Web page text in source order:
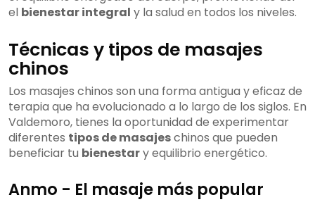
el bienestar integral y la salud en todos los niveles.
Técnicas y tipos de masajes
chinos
Los masajes chinos son una forma antigua y eficaz de
terapia que ha evolucionado a lo largo de los siglos. En
Valdemoro, tienes la oportunidad de experimentar
diferentes tipos de masajeschinos que pueden
beneficiar tu bienestary equilibrio energético.
Anmo - El masaje más popular